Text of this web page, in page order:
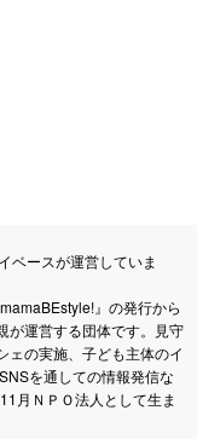
ベースが運営していま
』の発行から
が運営する団体です。見守
ェの実施、子ども主体のイ
を通しての情報発信な
月ＮＰＯ法人として生ま